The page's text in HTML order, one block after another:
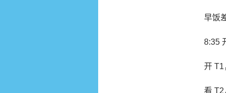
早饭
8:35
开 T1
看 T2